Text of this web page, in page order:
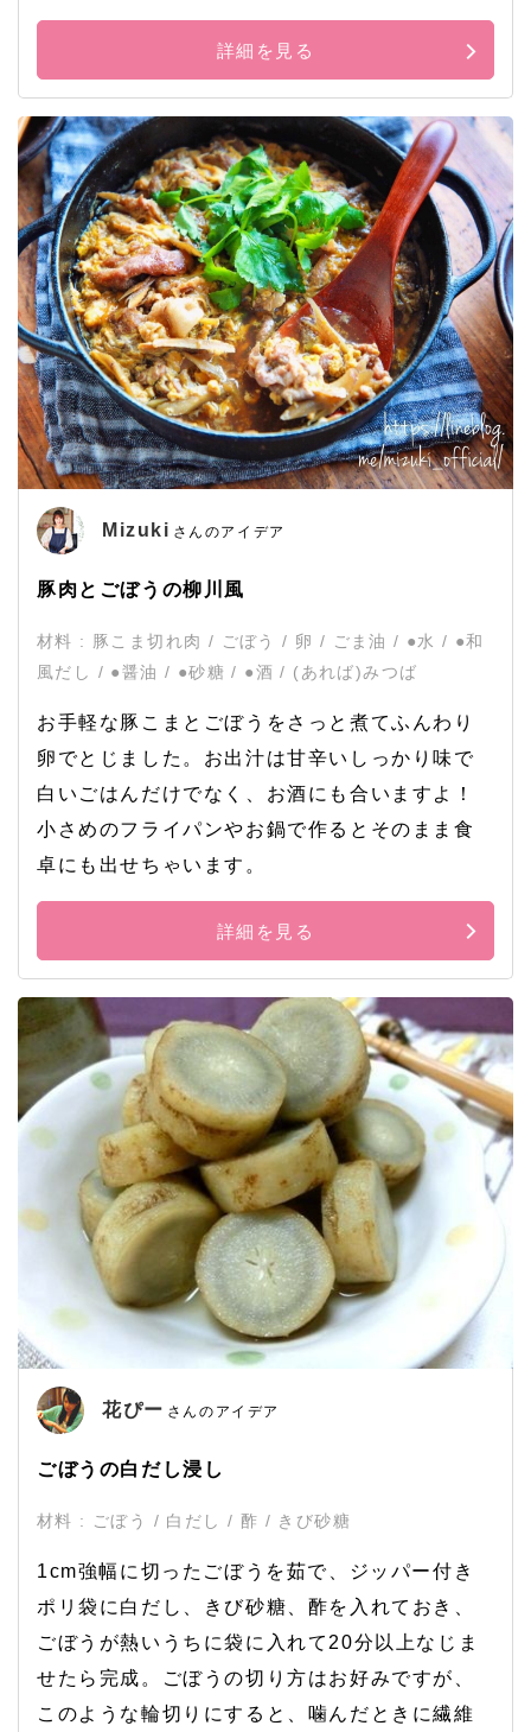
詳細を見る
Mizuki さんのアイデア
豚肉とごぼうの柳川風
材料 : 豚こま切れ肉 / ごぼう / 卵 / ごま油 / ●水 / ●和
風だし / ●醤油 / ●砂糖 / ●酒 / (あれば)みつば
お手軽な豚こまとごぼうをさっと煮てふんわり
卵でとじました。お出汁は甘辛いしっかり味で
白いごはんだけでなく、お酒にも合いますよ！
小さめのフライパンやお鍋で作るとそのまま食
卓にも出せちゃいます。
詳細を見る
花ぴー さんのアイデア
ごぼうの白だし浸し
材料 : ごぼう / 白だし / 酢 / きび砂糖
1cm強幅に切ったごぼうを茹で、ジッパー付き
ポリ袋に白だし、きび砂糖、酢を入れておき、
ごぼうが熱いうちに袋に入れて20分以上なじま
せたら完成。ごぼうの切り方はお好みですが、
このような輪切りにすると、噛んだときに繊維